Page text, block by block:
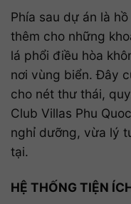
Phía sau dự án là
thêm cho những
lá phổi điều hòa
nơi vùng biển. Đây
cho nét thư thái,
Club Villas Phu
nghỉ dưỡng, vừa lý
tại.
HỆ THỐNG TIỆN